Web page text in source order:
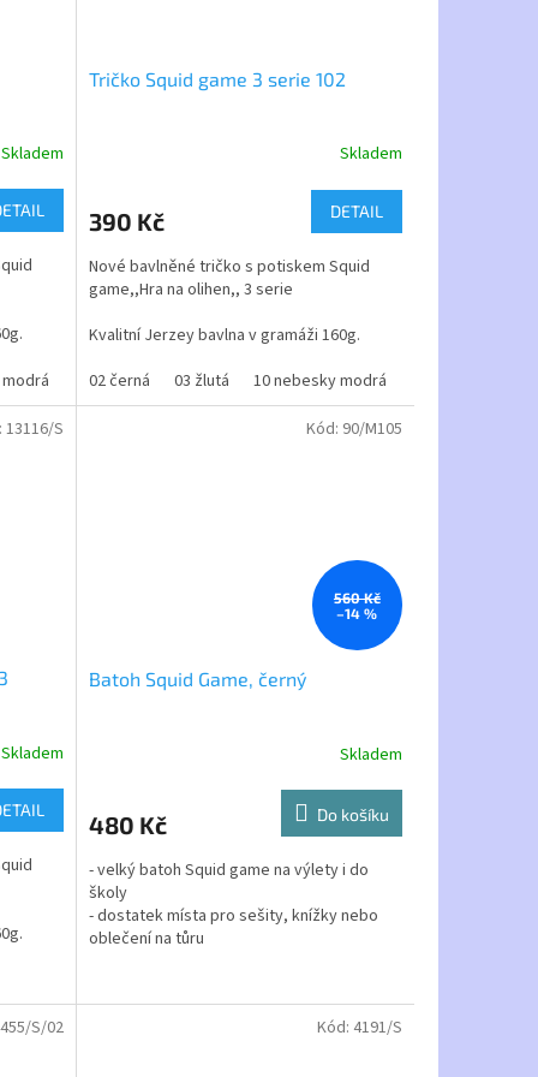
modrá 44 střední modrá 48 světle růžová 58 šedý melír
Skladem
filmu
12 tyrkysová 31 oranžová 43 sytě modrá
Tričko Squid game 3 serie 102
je
z
5
Skladem
390 Kč DETAIL
Nové bavlněné tričko s potiskem Squid
game,,Hra na olihen,, 3 serie
Kvalitní Jerzey bavlna v gramáži 160g.
Tričko s tematikou nejoblíbenějšího filmu
pro mládež roku 2024
02 černá 03 žlutá 10 nebesky modrá
Skladem
13116/S
560 Kč
–14 %
Batoh Squid Game, černý
je
z
5
hvězdiček.
Skladem
480 Kč Do košíku
- velký batoh Squid game na výlety i do
školy
- dostatek místa pro sešity, knížky nebo
oblečení na tůru
- Klasický batoh, polstrovaná záda
Ergonomický nastavitelné popruhy
Kód: 90/M105
S/02 Kód: 4191/S